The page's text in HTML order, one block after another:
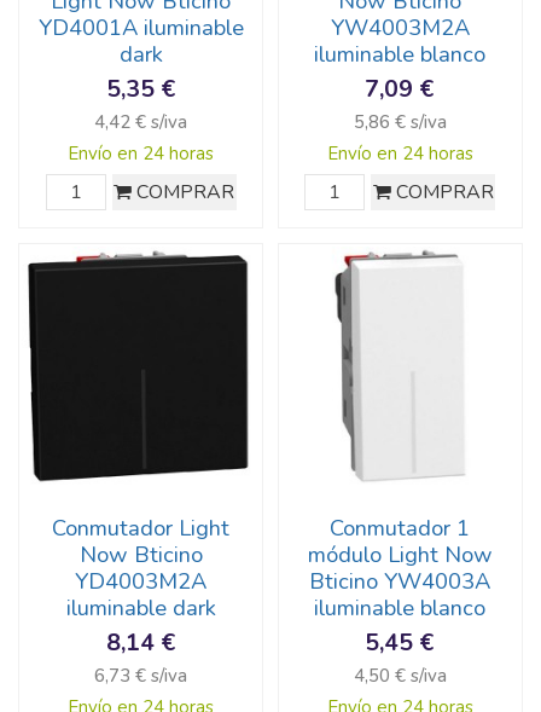
YD4001A iluminable
dark
5,35 €
4,42 € s/iva
Envío en 24 horas
COMPRAR
YW4003M2A
iluminable blanco
7,09 €
5,86 € s/iva
Envío en 24 horas
COMPRAR
Conmutador Light
Now Bticino
YD4003M2A
iluminable dark
8,14 €
6,73 € s/iva
Envío en 24 horas
Conmutador 1
módulo Light Now
Bticino YW4003A
iluminable blanco
5,45 €
4,50 € s/iva
Envío en 24 horas